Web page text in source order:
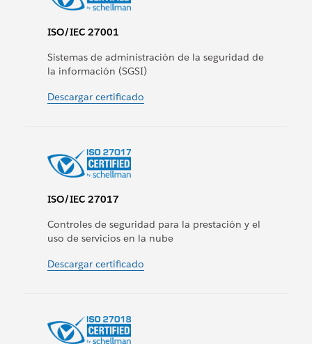
ISO/IEC 27001
Sistemas de administración de la seguridad de
la información (SGSI)
Descargar certificado
ISO/IEC 27017
Controles de seguridad para la prestación y el
uso de servicios en la nube
Descargar certificado